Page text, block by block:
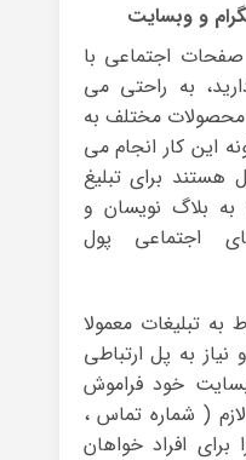
اجتماعی با
به راحتی می
محصولات مختلف به
این کار انجام می
برای تبلیغ
بلاگ نویسان و
اجتماعی پول
به تبلیغات معمولا
به پل ارتباطی
خود فراموش
( شماره تماس ،
افراد خواهان